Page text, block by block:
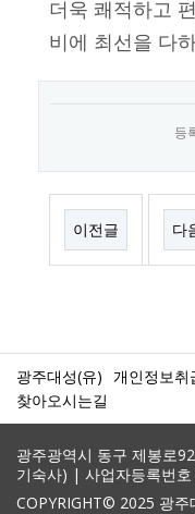
더욱 쾌적하고
비에 최선을 다
등
이전글 다
광주대성(유) 개인정보취
찾아오시는길
광주광역시 동구 제봉로
기숙사) | 사업자등록번
COPYRIGHT© 2025 광